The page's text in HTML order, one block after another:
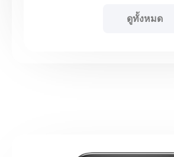
ดูทั้งหมด